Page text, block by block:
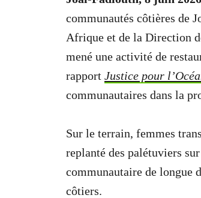
communautés côtières de
Afrique et de la Direction
mené une activité de
rapport Justice pour
communautaires dans la
Sur le terrain, femmes
replanté des palétuviers
communautaire de longue
côtiers.